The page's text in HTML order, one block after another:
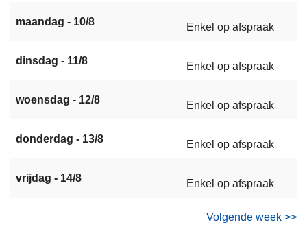
maandag - 10/8 Enkel op afspraak
dinsdag - 11/8 Enkel op afspraak
woensdag - 12/8 Enkel op afspraak
donderdag - 13/8 Enkel op afspraak
vrijdag - 14/8 Enkel op afspraak
Volgende week >>